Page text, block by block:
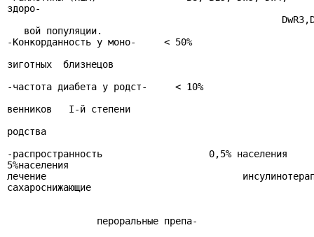
здоро-
   вой популяции.
-Конкорданность у моно-     < 50%
зиготных  близнецов
-частота диабета у родст-     < 10%
венников   I-й степени
родства
-распространность                   0,5%
5%населения
лечение
сахароснижающие
                пероральные препа-